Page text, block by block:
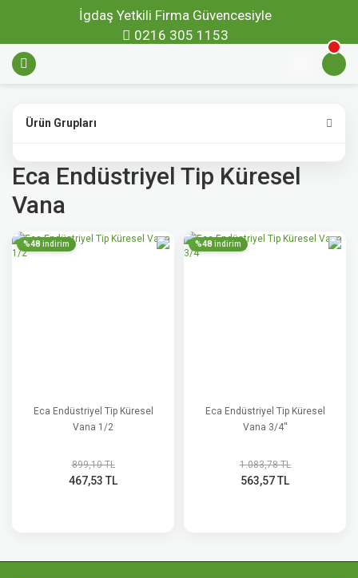
İgdaş Yetkili Firma Güvencesiyle
0216 305 1153
Ürün Grupları
Eca Endüstriyel Tip Küresel
Vana
%48 indirim
Eca Endüstriyel Tip Küresel
Vana 1/2
899,10 TL
467,53 TL
%48 indirim
Eca Endüstriyel Tip Küresel
Vana 3/4''
1.083,78 TL
563,57 TL